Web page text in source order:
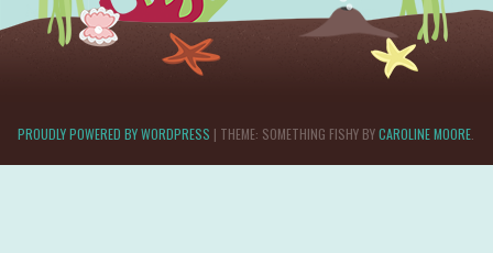
PROUDLY POWERED BY WORDPRESS | THEME: SOMETHING FISHY BYCAROLINE MOORE